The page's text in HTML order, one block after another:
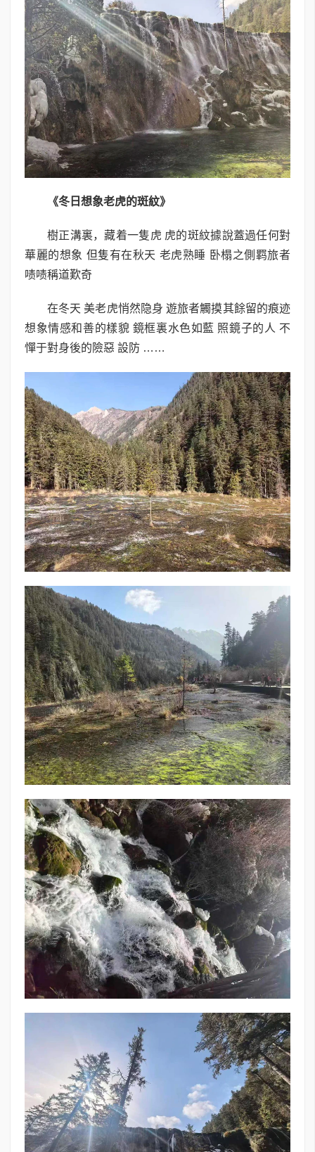
《冬日想象老虎的斑紋》
樹正溝裏，藏着一隻虎 虎的斑紋據說蓋過任何對
華麗的想象 但隻有在秋天 老虎熟睡 卧榻之側羁旅者
啧啧稱道歎奇
在冬天 美老虎悄然隐身 遊旅者觸摸其餘留的痕迹
想象情感和善的樣貌 鏡框裏水色如藍 照鏡子的人 不
憚于對身後的險惡 設防 ……